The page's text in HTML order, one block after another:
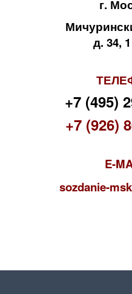
г.
д. 34,
+7 (495)
+7 (926)
E-
sozdanie-